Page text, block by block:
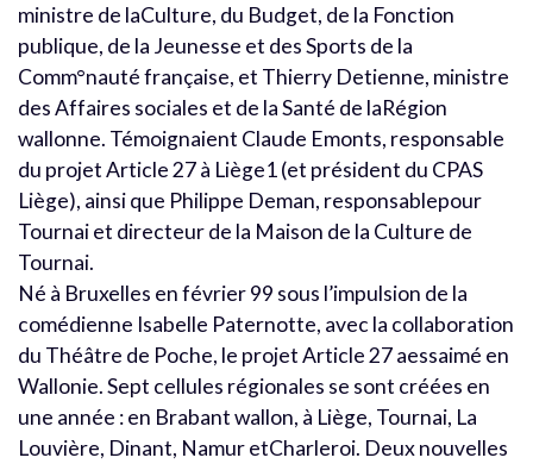
ministre de laCulture, du Budget, de la Fonction
publique, de la Jeunesse et des Sports de la
Comm°nauté française, et Thierry Detienne, ministre
des Affaires sociales et de la Santé de laRégion
wallonne. Témoignaient Claude Emonts, responsable
du projet Article 27 à Liège1 (et président du CPAS
Liège), ainsi que Philippe Deman, responsablepour
Tournai et directeur de la Maison de la Culture de
Tournai.
Né à Bruxelles en février 99 sous l’impulsion de la
comédienne Isabelle Paternotte, avec la collaboration
du Théâtre de Poche, le projet Article 27 aessaimé en
Wallonie. Sept cellules régionales se sont créées en
une année : en Brabant wallon, à Liège, Tournai, La
Louvière, Dinant, Namur etCharleroi. Deux nouvelles